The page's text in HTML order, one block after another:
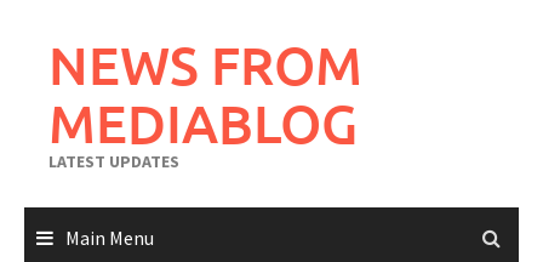
contentNEWS FROM
MEDIABLOG
LATEST UPDATES
Main Menu